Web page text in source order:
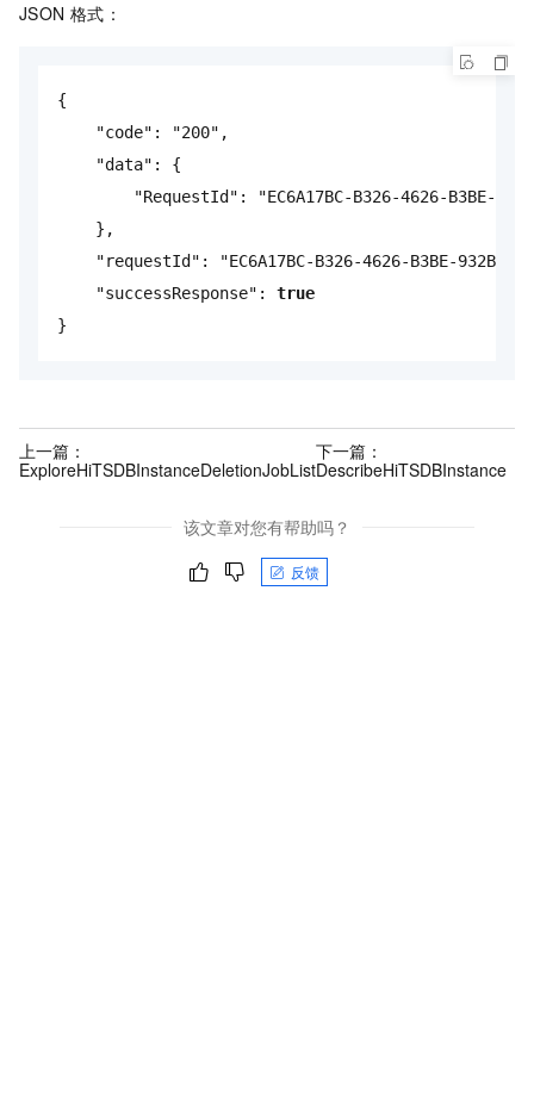
JSON 格式：
{
"code" : "200" ,
"data" :
{
"RequestId" :
"EC6A17BC-B326-4626-B3BE-
},
"requestId" :
"EC6A17BC-B326-4626-B3BE-
"successResponse" :
true
}
上一篇：
ExploreHiTSDBInstanceDeletionJobList
下一篇：
DescribeHiTSDBInstance
该文章对您有帮助吗？
反馈